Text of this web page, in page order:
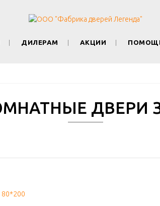
ДИЛЕРАМ АКЦИИ
ДВЕРИ